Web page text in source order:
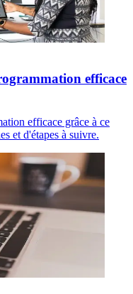
efficace
efficace grâce à ce
et d'étapes à suivre.